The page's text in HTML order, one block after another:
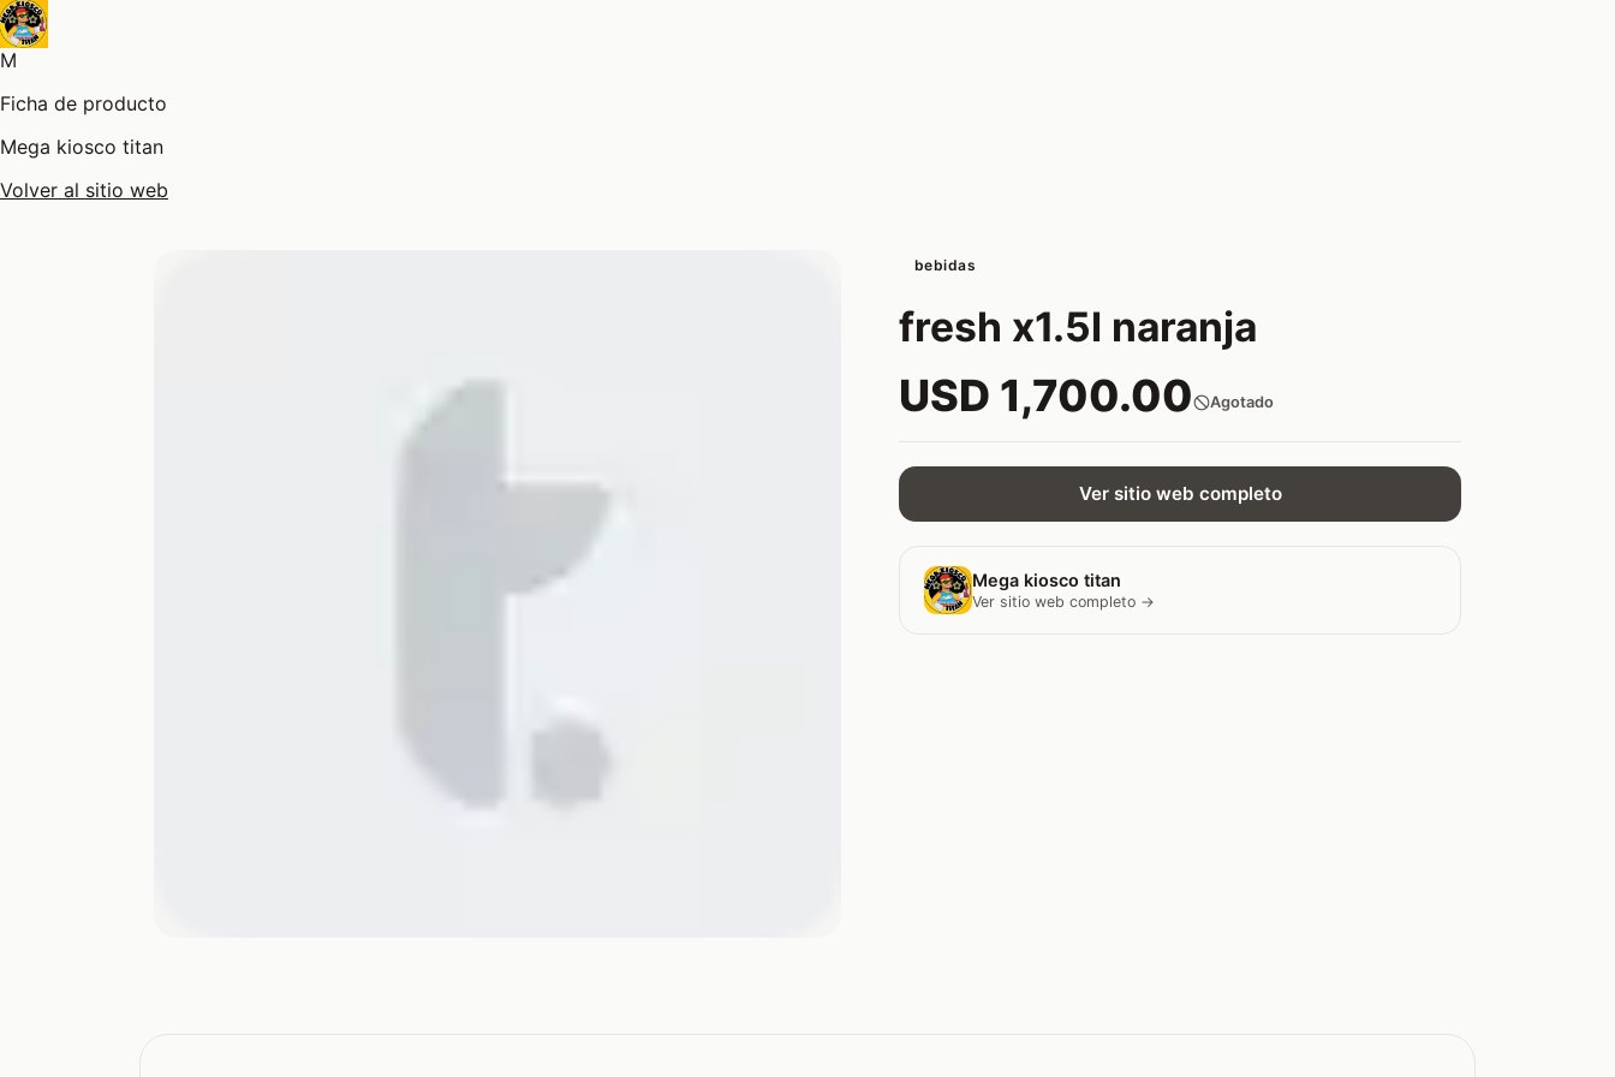
M
Ficha de producto
Mega kiosco titan
Volver al sitio web
bebidas
fresh x1.5l naranja
USD 1,700.00 Agotado
Ver sitio web completo
Mega kiosco titan
Ver sitio web completo →